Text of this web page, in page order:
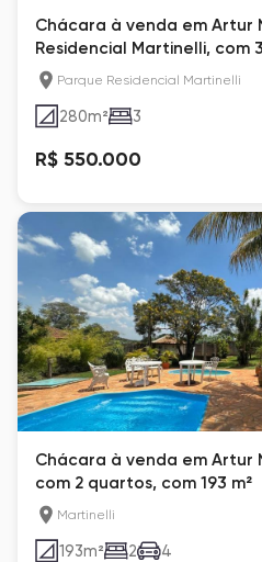
Chácara à venda em Artur
Residencial Martinelli, com
Parque Residencial Martinelli
280m² 3
R$ 550.000
Chácara à venda em Artur
com 2 quartos, com 193 m²
Martinelli
193m² 2 4